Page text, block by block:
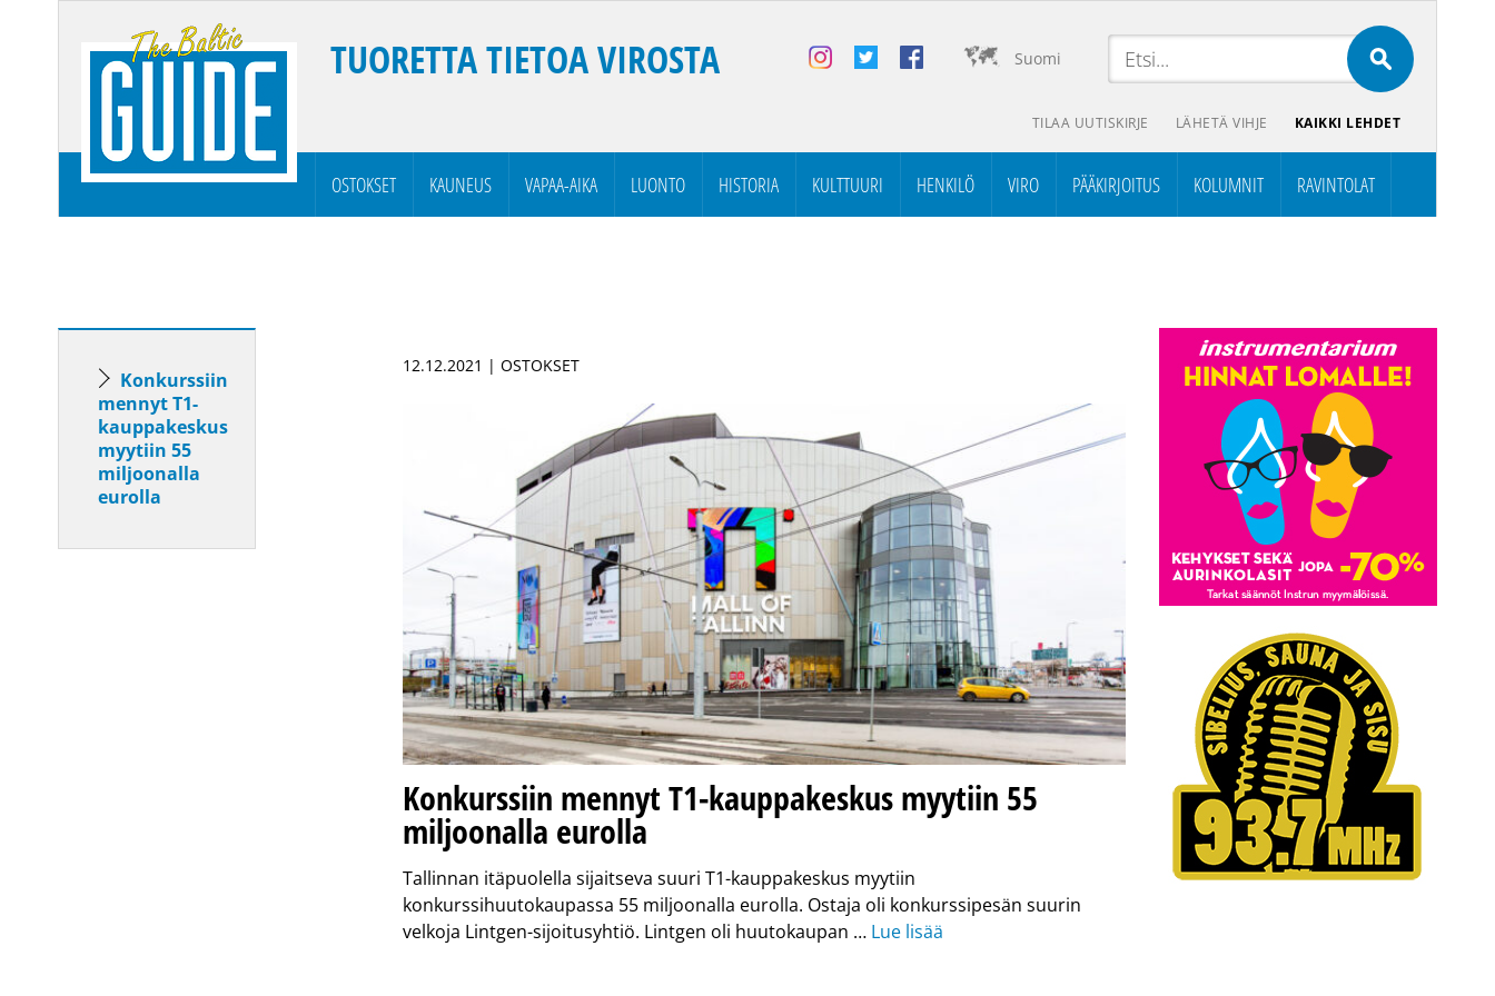
Suomi
TUORETTA TIETOA VIROSTA
TILAA UUTISKIRJE LÄHETÄ VIHJE KAIKKI LEHDET
OSTOKSET KAUNEUS VAPAA-AIKA LUONTO HISTORIA KULTTUURI HENKILÖ VIRO PÄÄKIRJOITUS KOLUMNIT RAVINTOLAT
Konkurssiin
mennyt T1-
kauppakeskus
myytiin 55
miljoonalla
eurolla
12.12.2021 | OSTOKSET
Konkurssiin mennyt T1-kauppakeskus myytiin 55
miljoonalla eurolla
Tallinnan itäpuolella sijaitseva suuri T1-kauppakeskus myytiin
konkurssihuutokaupassa 55 miljoonalla eurolla. Ostaja oli konkurssipesän suurin
velkoja Lintgen-sijoitusyhtiö. Lintgen oli huutokaupan … Lue lisää